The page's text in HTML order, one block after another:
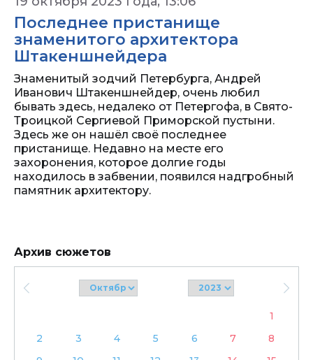
Последнее пристанище
знаменитого архитектора
Штакеншнейдера
Знаменитый зодчий Петербурга, Андрей
Иванович Штакеншнейдер, очень любил
бывать здесь, недалеко от Петергофа, в Свято-
Троицкой Сергиевой Приморской пустыни.
Здесь же он нашёл своё последнее
пристанище. Недавно на месте его
захоронения, которое долгие годы
находилось в забвении, появился надгробный
памятник архитектору.
Архив сюжетов
1
2
3 4 5 6 7
8